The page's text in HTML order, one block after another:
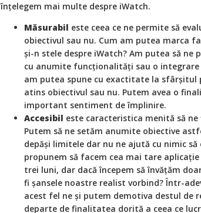
înțelegem mai multe despre iWatch.
Măsurabil este ceea ce ne permite să
obiectivul sau nu. Cum am putea marca
și-n stele despre iWatch? Am putea să ne
cu anumite funcționalități sau o
am putea spune cu exactitate la sfârșitul
atins obiectivul sau nu. Putem avea o
important sentiment de împlinire.
Accesibil este caracteristica menită să
Putem să ne setăm anumite obiective
depăși limitele dar nu ne ajută cu nimic să
propunem să facem cea mai tare
trei luni, dar dacă începem să învățăm
fi șansele noastre realist vorbind? Într-
acest fel ne și putem demotiva destul de
departe de finalitatea dorită a ceea ce